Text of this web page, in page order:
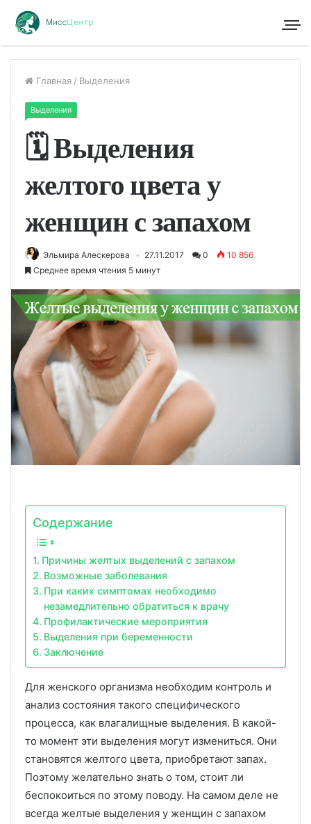
Главная / Выделения
Выделения
🗓 Выделения
желтого цвета у
женщин с запахом
Эльмира Алескерова 27.11.2017 0
10 856
Среднее время чтения 5 минут
Содержание
Причины желтых выделений с запахом
Возможные заболевания
При каких симптомах необходимо
незамедлительно обратиться к врачу
Профилактические мероприятия
Выделения при беременности
Заключение
Для женского организма необходим контроль и
анализ состояния такого специфического
процесса, как влагалищные выделения. В какой-
то момент эти выделения могут измениться. Они
становятся желтого цвета, приобретают запах.
Поэтому желательно знать о том, стоит ли
беспокоиться по этому поводу. На самом деле не
всегда желтые выделения у женщин с запахом